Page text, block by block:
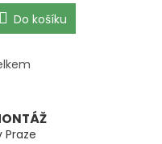
Do košíku